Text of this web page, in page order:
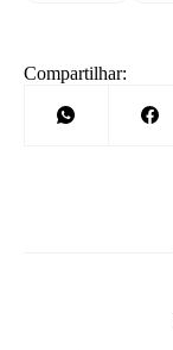
Compartilhar: